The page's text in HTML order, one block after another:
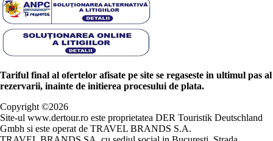
Tariful final al ofertelor afisate pe site se regaseste in ultimul pas al
rezervarii, inainte de initierea procesului de plata.
Copyright ©2026
Site-ul www.dertour.ro este proprietatea DER Touristik Deutschland
Gmbh si este operat de TRAVEL BRANDS S.A.